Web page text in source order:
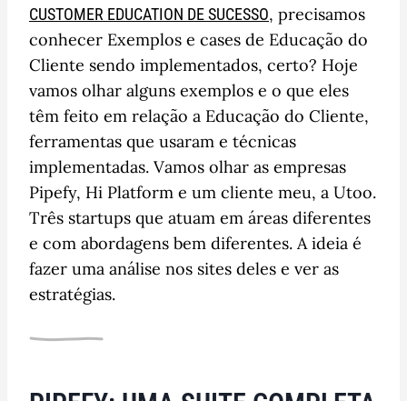
CUSTOMER EDUCATION DE SUCESSO, precisamos
conhecer Exemplos e cases de Educação do
Cliente sendo implementados, certo? Hoje
vamos olhar alguns exemplos e o que eles
têm feito em relação a Educação do Cliente,
ferramentas que usaram e técnicas
implementadas. Vamos olhar as empresas
Pipefy, Hi Platform e um cliente meu, a Utoo.
Três startups que atuam em áreas diferentes
e com abordagens bem diferentes. A ideia é
fazer uma análise nos sites deles e ver as
estratégias.